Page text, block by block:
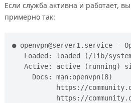
Если служба активна и работает,
примерно так:
● openvpn@server1.service -
Loaded: loaded (/lib/
Active: active (running)
     Docs: man:openvpn(8)
https://
https://